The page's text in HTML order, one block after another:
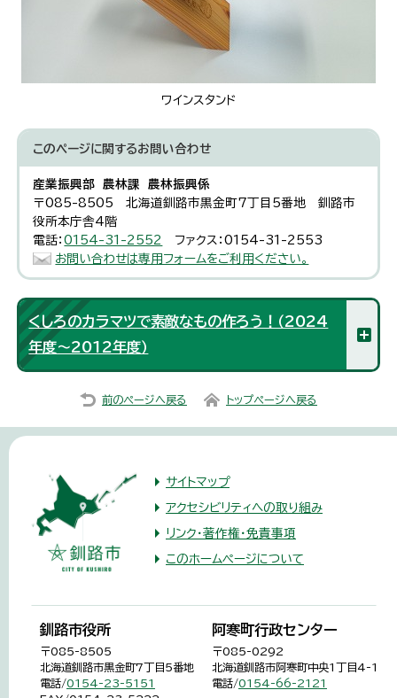
ワインスタンド
このページに関するお問い合わせ
産業振興部 農林課 農林振興係
〒085-8505 北海道釧路市黒金町7丁目5番地 釧路市
役所本庁舎4階
電話：0154-31-2552
ファクス：0154-31-2553
お問い合わせは専用フォームをご利用ください。
くしろのカラマツで素敵なもの作ろう！（2024
年度～2012年度）
前のページへ戻る トップページへ戻る
サイトマップ
アクセシビリティへの取り組み
リンク・著作権・免責事項
このホームページについて
釧路市役所
〒085-8505
北海道釧路市黒金町7丁目5番地
電話/0154-23-5151
阿寒町行政センター
〒085-0292
北海道釧路市阿寒町中央1丁目4-1
電話/0154-66-2121